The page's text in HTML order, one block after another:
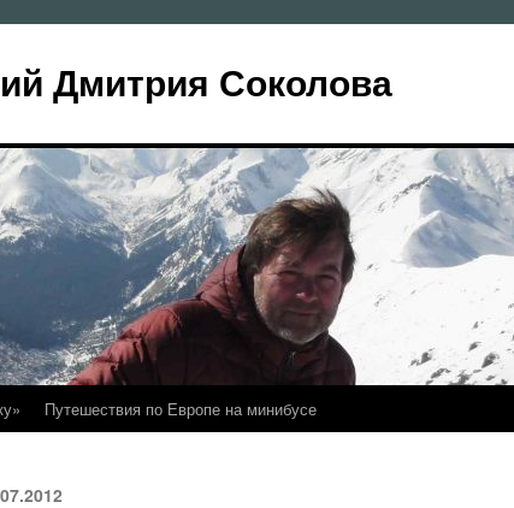
Дмитрия Соколова
Путешествия по Европе на минибусе